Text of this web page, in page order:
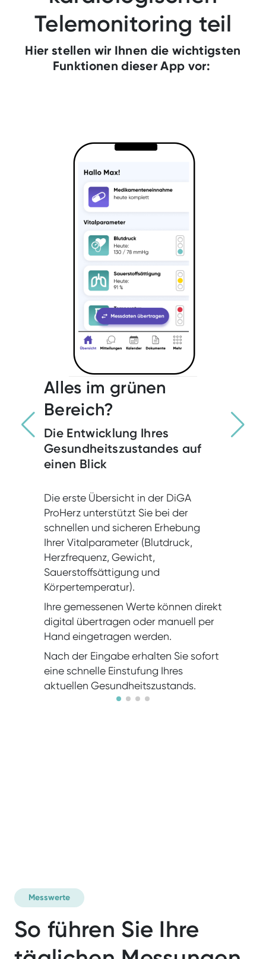
Hilfe
Unternehmen
Telemonitoring teil
Hier stellen wir Ihnen die wichtigsten
Funktionen dieser App vor:
Alles im grünen
Bereich?
Die Entwicklung Ihres
Gesundheitszustandes auf
einen Blick
Die erste Übersicht in der DiGA
ProHerz unterstützt Sie bei der
schnellen und sicheren Erhebung
Ihrer Vitalparameter (Blutdruck,
Herzfrequenz, Gewicht,
Sauerstoffsättigung und
Körpertemperatur).
Ihre gemessenen Werte können direkt
digital übertragen oder manuell per
Hand eingetragen werden.
Nach der Eingabe erhalten Sie sofort
eine schnelle Einstufung Ihres
aktuellen Gesundheitszustands.
Messwerte
So führen Sie Ihre